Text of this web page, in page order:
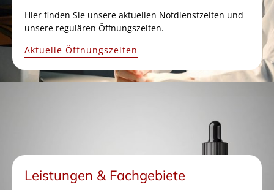
Hier finden Sie unsere aktuellen Notdienstzeiten und
unsere regulären Öffnungszeiten.
Aktuelle Öffnungszeiten
Leistungen & Fachgebiete